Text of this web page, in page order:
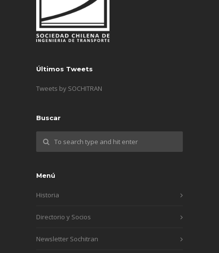
Últimos Tweets
Tweets by SOCHITRAN
Buscar
Menú
Historia
Directorio y Socios
Newsletter Sochitran